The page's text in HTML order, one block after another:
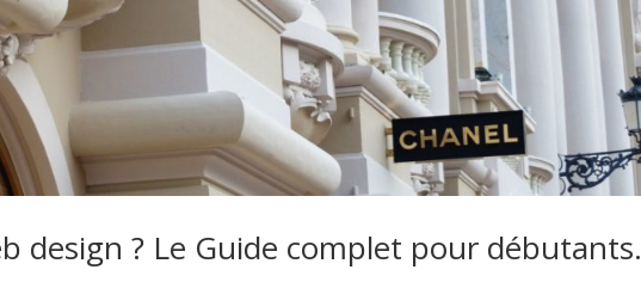
design ? Le Guide complet pour débutants.